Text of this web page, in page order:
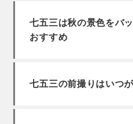
七五三は秋の景色をバ
おすすめ
七五三の前撮りはいつ